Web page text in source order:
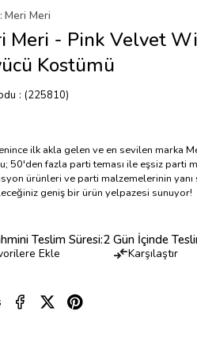
: Meri Meri
Meri - Pink Velvet
Kostümü
(225810)
ilk akla gelen ve en sevilen marka
50'den fazla parti teması ile eşsiz parti
ürünleri ve parti malzemelerinin yanı
geniş bir ürün yelpazesi sunuyor!
Teslim Süresi:2 Gün İçinde
Ekle Karşılaştır